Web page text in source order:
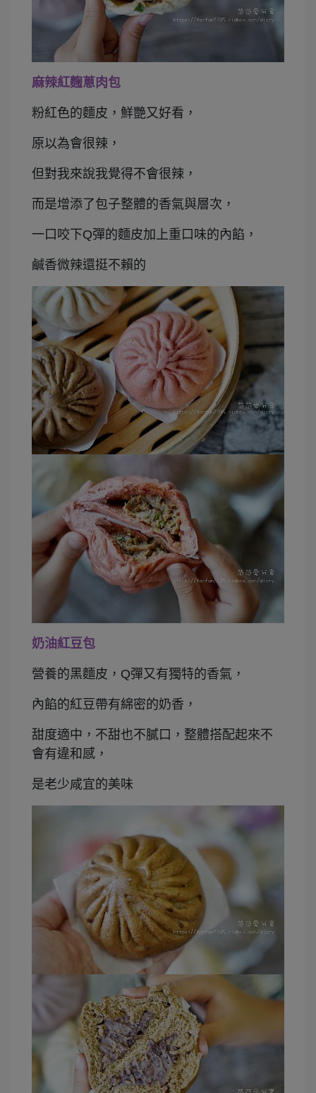
麻辣紅麴蔥肉包
粉紅色的麵皮，鮮艷又好看，
原以為會很辣，
但對我來說我覺得不會很辣，
而是增添了包子整體的香氣與層次，
一口咬下Q彈的麵皮加上重口味的內餡，
鹹香微辣還挺不賴的
奶油紅豆包
營養的黑麵皮，Q彈又有獨特的香氣，
內餡的紅豆帶有綿密的奶香，
甜度適中，不甜也不膩口，整體搭配起來不
會有違和感，
是老少咸宜的美味